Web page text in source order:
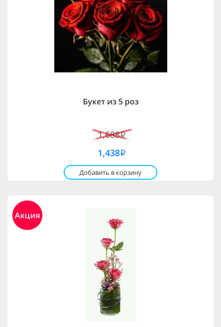
Букет из 5 роз
1,688i
1,438i
Добавить в корзину
Акция